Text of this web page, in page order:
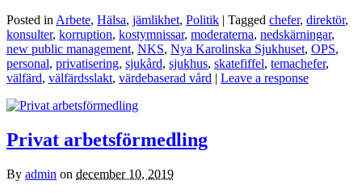
Posted in Arbete, Hälsa, jämlikhet, Politik | Tagged chefer, direktör,
konsulter, korruption, kostymnissar, moderaterna, nedskärningar,
new public management, NKS, Nya Karolinska Sjukhuset, OPS,
personal, privatisering, sjukård, sjukhus, skatefiffel, temachefer,
välfärd, välfärdsslakt, värdebaserad vård | Leave a response
Privat arbetsförmedling
By admin on december 10, 2019